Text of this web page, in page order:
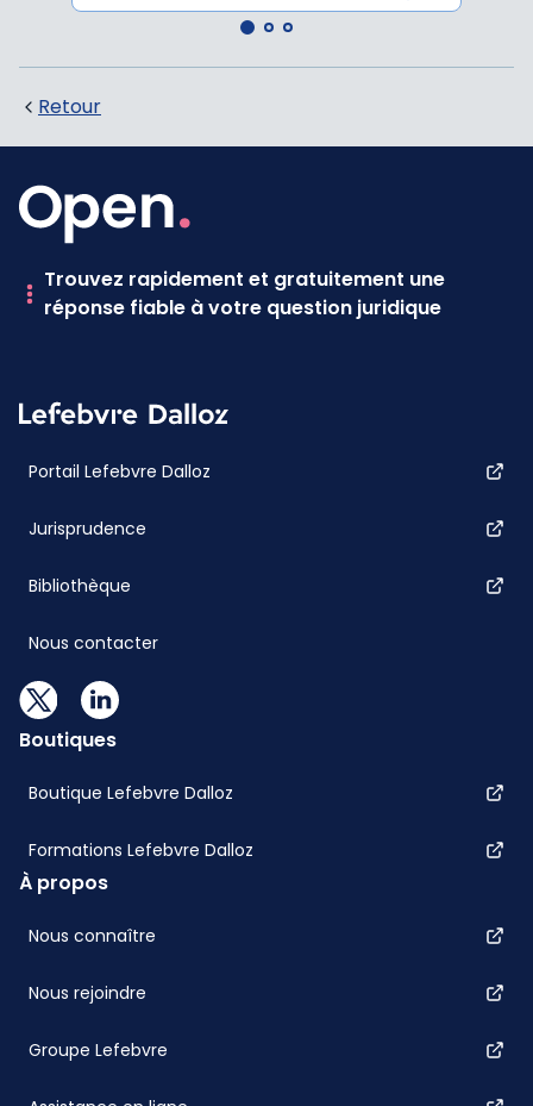
Retour
Trouvez rapidement et gratuitement une
réponse fiable à votre question juridique
Portail Lefebvre Dalloz
Jurisprudence
Bibliothèque
Nous contacter
Boutiques
Boutique Lefebvre Dalloz
Formations Lefebvre Dalloz
À propos
Nous connaître
Nous rejoindre
Groupe Lefebvre